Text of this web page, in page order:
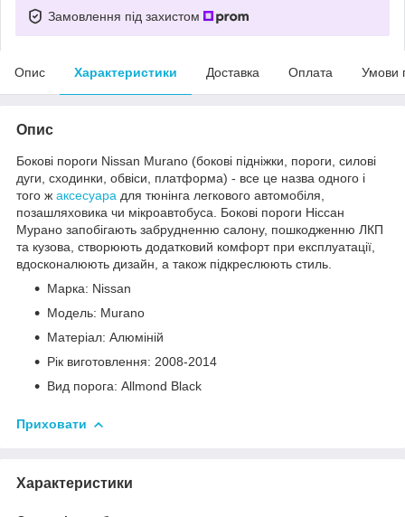
Замовлення під захистом
Опис Характеристики Доставка Оплата Умови
Опис
Бокові пороги Nissan Murano (бокові підніжки, пороги, силові
дуги, сходинки, обвіси, платформа) - все це назва одного і
того ж аксесуара для тюнінга легкового автомобіля,
позашляховика чи мікроавтобуса. Бокові пороги Ніссан
Мурано запобігають забрудненню салону, пошкодженню ЛКП
та кузова, створюють додатковий комфорт при експлуатації,
вдосконалюють дизайн, а також підкреслюють стиль.
Марка: Nissan
Модель: Murano
Матеріал: Алюміній
Рік виготовлення: 2008-2014
Вид порога: Allmond Black
Приховати
Характеристики